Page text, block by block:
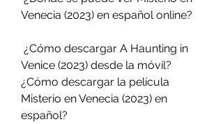
Venecia (2023) en español online?
Venice (2023) desde la móvil?
¿Cómo descargar la película
Misterio en Venecia (2023) en
español?